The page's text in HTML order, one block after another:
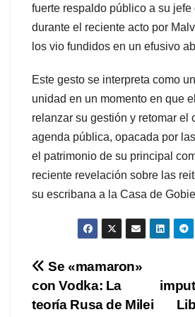
fuerte respaldo público a su jefe
durante el reciente acto por
los vio fundidos en un efusivo
Este gesto se interpreta como
unidad en un momento en que
relanzar su gestión y retomar el
agenda pública, opacada por
el patrimonio de su principal
reciente revelación sobre las
su escribana a la Casa de
Navegación
de
Se «mamaron»
con Vodka: La
teoría Rusa de Milei